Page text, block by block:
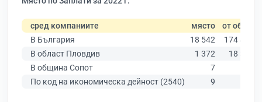
сред компаниите място от общо
В България
18 542
174 403
В област Пловдив
1 372
18 305
В община Сопот
7
По код на икономическа дейност (2540)
9